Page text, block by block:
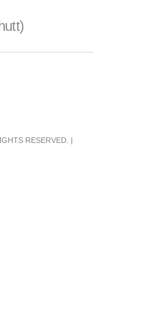
RESERVED. |